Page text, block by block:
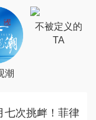
潮
不被定义的
TA
七次挑衅！菲律